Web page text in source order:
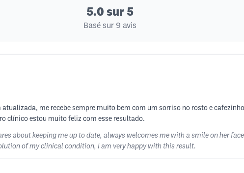
5.0 sur 5
Basé sur 9 avis
me recebe sempre muito bem com um sorriso no rosto e
clínico estou muito feliz com esse resultado.
about keeping me up to date, always welcomes me with a smile on her
of my clinical condition, I am very happy with this result.